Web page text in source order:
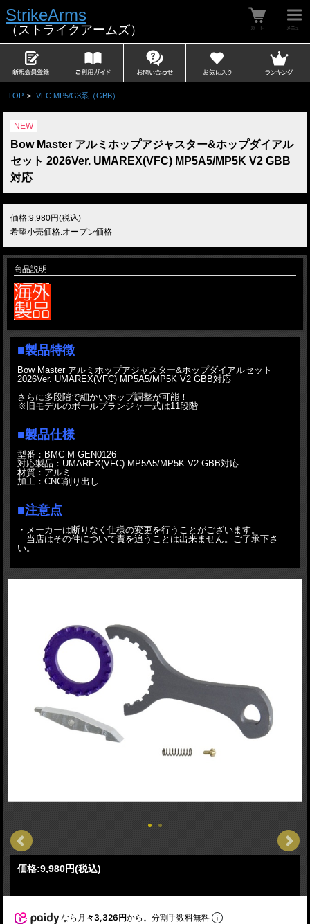
StrikeArms
（ストライクアームズ）
TOP > VFC MP5/G3系（GBB）
NEW
Bow Master アルミホップアジャスター&ホップダイアル
セット 2026Ver. UMAREX(VFC) MP5A5/MP5K V2 GBB
対応
価格:9,980円(税込)
希望小売価格:オープン価格
商品説明
■製品特徴
Bow Master アルミホップアジャスター&ホップダイアルセット
2026Ver. UMAREX(VFC) MP5A5/MP5K V2 GBB対応
さらに多段階で細かいホップ調整が可能！
※旧モデルのボールプランジャー式は11段階
■製品仕様
型番：BMC-M-GEN0126
対応製品：UMAREX(VFC) MP5A5/MP5K V2 GBB対応
材質：アルミ
加工：CNC削り出し
■注意点
・メーカーは断りなく仕様の変更を行うことがございます。
当店はその件について責を追うことは出来ません。ご了承下さ
い。
価格:9,980円(税込)
なら 月々3,326円から。分割手数料無料